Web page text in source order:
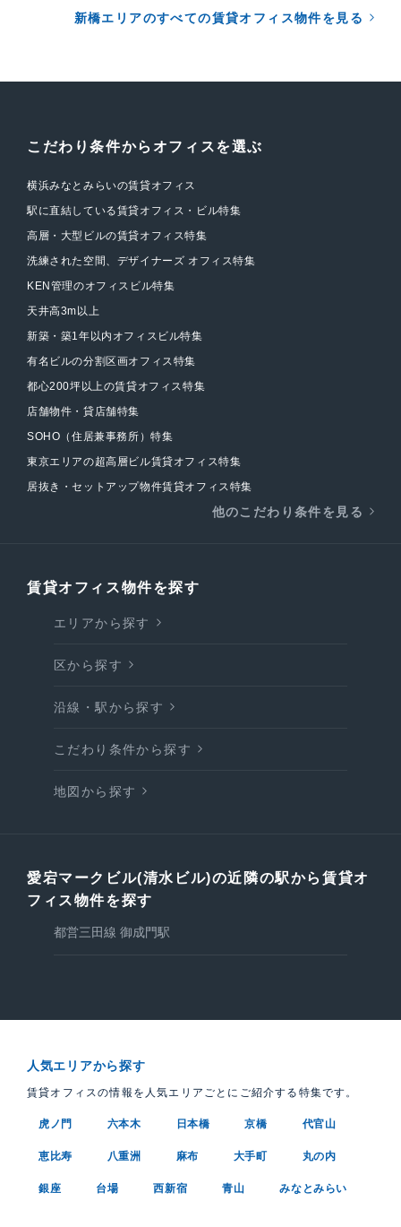
新橋エリアのすべての賃貸オフィス物件を見る
こだわり条件からオフィスを選ぶ
横浜みなとみらいの賃貸オフィス
駅に直結している賃貸オフィス・ビル特集
高層・大型ビルの賃貸オフィス特集
洗練された空間、デザイナーズ オフィス特集
KEN管理のオフィスビル特集
天井高3m以上
新築・築1年以内オフィスビル特集
有名ビルの分割区画オフィス特集
都心200坪以上の賃貸オフィス特集
店舗物件・貸店舗特集
SOHO（住居兼事務所）特集
東京エリアの超高層ビル賃貸オフィス特集
居抜き・セットアップ物件賃貸オフィス特集
他のこだわり条件を見る
賃貸オフィス物件を探す
エリアから探す
区から探す
沿線・駅から探す
こだわり条件から探す
地図から探す
愛宕マークビル(清水ビル)の近隣の駅から賃貸オ
フィス物件を探す
都営三田線 御成門駅
人気エリアから探す
賃貸オフィスの情報を人気エリアごとにご紹介する特集です。
虎ノ門 六本木 日本橋 京橋 代官山
恵比寿 八重洲 麻布 大手町 丸の内
銀座 台場 西新宿 青山 みなとみらい